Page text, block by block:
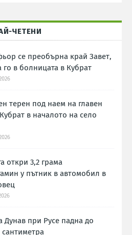
ЧЕТЕНИ
се преобърна край Завет,
го в болницата в Кубрат
терен под наем на главен
в началото на село
откри 3,2 грама
у пътник в автомобил в
Дунав при Русе падна до
сантиметра